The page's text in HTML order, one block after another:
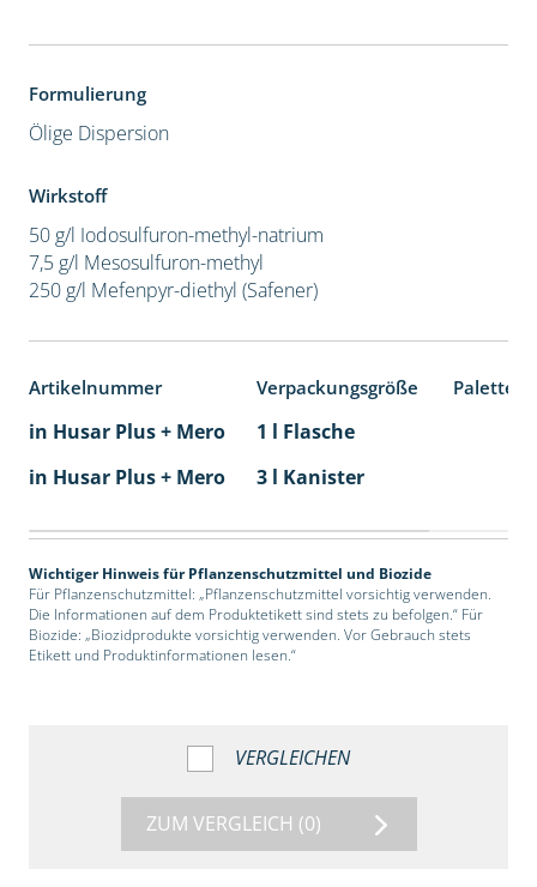
Formulierung
Ölige Dispersion
Wirkstoff
50 g/l Iodosulfuron-methyl-natrium
7,5 g/l Mesosulfuron-methyl
250 g/l Mefenpyr-diethyl (Safener)
Artikelnummer Verpackungsgröße
in Husar Plus + Mero
1 l Flasche
in Husar Plus + Mero
3 l Kanister
Wichtiger Hinweis für Pflanzenschutzmittel und Biozide
Für Pflanzenschutzmittel: „Pflanzenschutzmittel vorsichtig verwenden.
Die Informationen auf dem Produktetikett sind stets zu befolgen.“ Für
Biozide: „Biozidprodukte vorsichtig verwenden. Vor Gebrauch stets
Etikett und Produktinformationen lesen.“
VERGLEICHEN
ZUM VERGLEICH (0)